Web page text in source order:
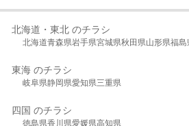
北海道・東北 のチラシ
北海道青森県岩手県宮城県秋田県山形県福島
東海 のチラシ
岐阜県静岡県愛知県三重県
四国 のチラシ
徳島県香川県愛媛県高知県